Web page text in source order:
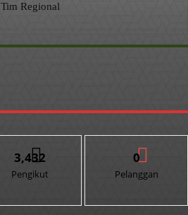
Tim Regional
3,432
Pengikut
0
Pelanggan